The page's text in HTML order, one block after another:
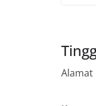
Alamat